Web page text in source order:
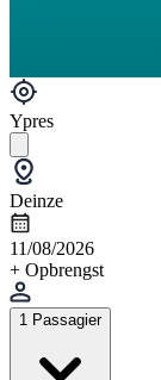
Ypres
Deinze
11/08/2026
+ Opbrengst
1 Passagier